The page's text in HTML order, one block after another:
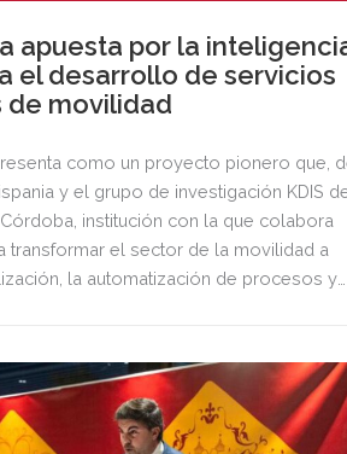
apuesta por la
el desarrollo de servicios
movilidad
como un proyecto pionero que,
y el grupo de investigación KDIS
institución con la que colabora
transformar el sector de la movilidad a
la automatización de procesos y